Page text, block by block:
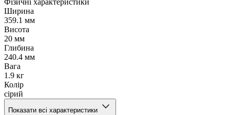
Фізичні характеристики
Ширина
359.1 мм
Висота
20 мм
Глибина
240.4 мм
Вага
1.9 кг
Колір
сірий
Показати всі характеристики